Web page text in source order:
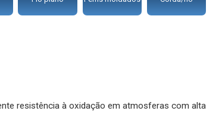
resistência à oxidação em atmosferas com alta